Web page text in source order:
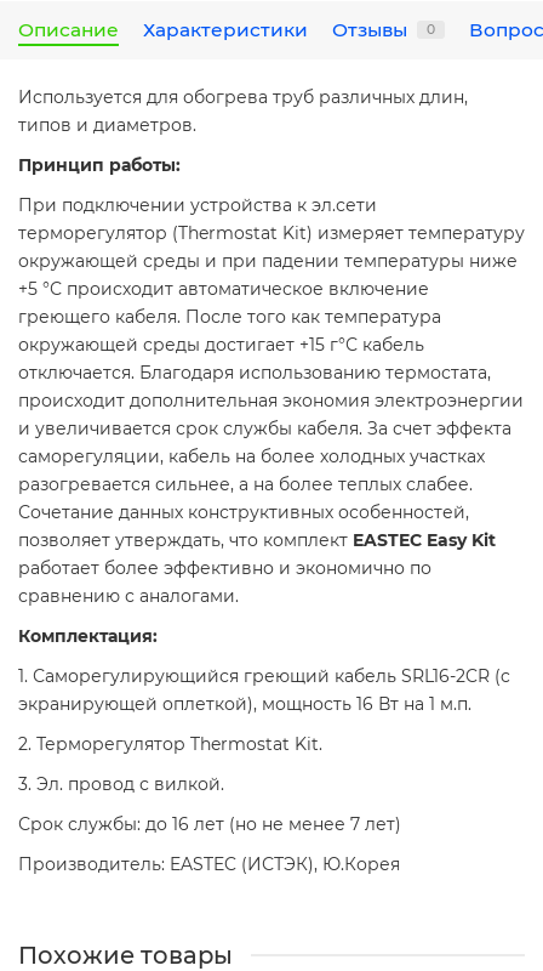
Описание Характеристики Отзывы 0
Используется для обогрева труб различных длин,
типов и диаметров.
Принцип работы:
При подключении устройства к эл.сети
терморегулятор (Thermostat Kit) измеряет температуру
окружающей среды и при падении температуры ниже
+5 °С происходит автоматическое включение
греющего кабеля. После того как температура
окружающей среды достигает +15 г°С кабель
отключается. Благодаря использованию термостата,
происходит дополнительная экономия электроэнергии
и увеличивается срок службы кабеля. За счет эффекта
саморегуляции, кабель на более холодных участках
разогревается сильнее, а на более теплых слабее.
Сочетание данных конструктивных особенностей,
позволяет утверждать, что комплект EASTEC Easy Kit
работает более эффективно и экономично по
сравнению с аналогами.
Комплектация:
1. Саморегулирующийся греющий кабель SRL16-2CR (c
экранирующей оплеткой), мощность 16 Вт на 1 м.п.
2. Терморегулятор Thermostat Kit.
3. Эл. провод с вилкой.
Срок службы: до 16 лет (но не менее 7 лет)
Производитель: EASTEC (ИСТЭК), Ю.Корея
Похожие товары